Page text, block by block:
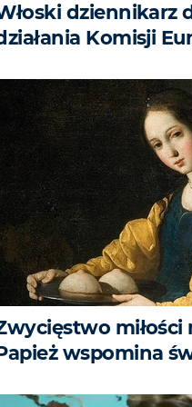
dziennikarz
Komisji
miłości
wspomina